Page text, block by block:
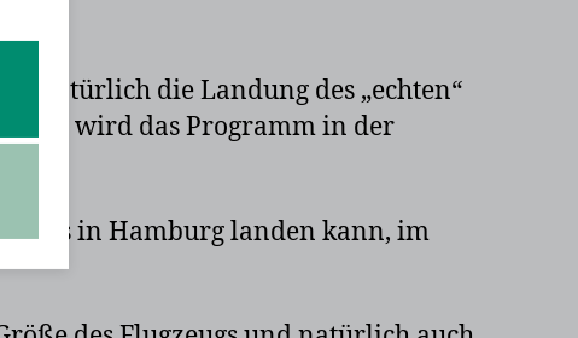
natürlich die Landung des „echten“
wird das Programm in der
das in Hamburg landen kann, im